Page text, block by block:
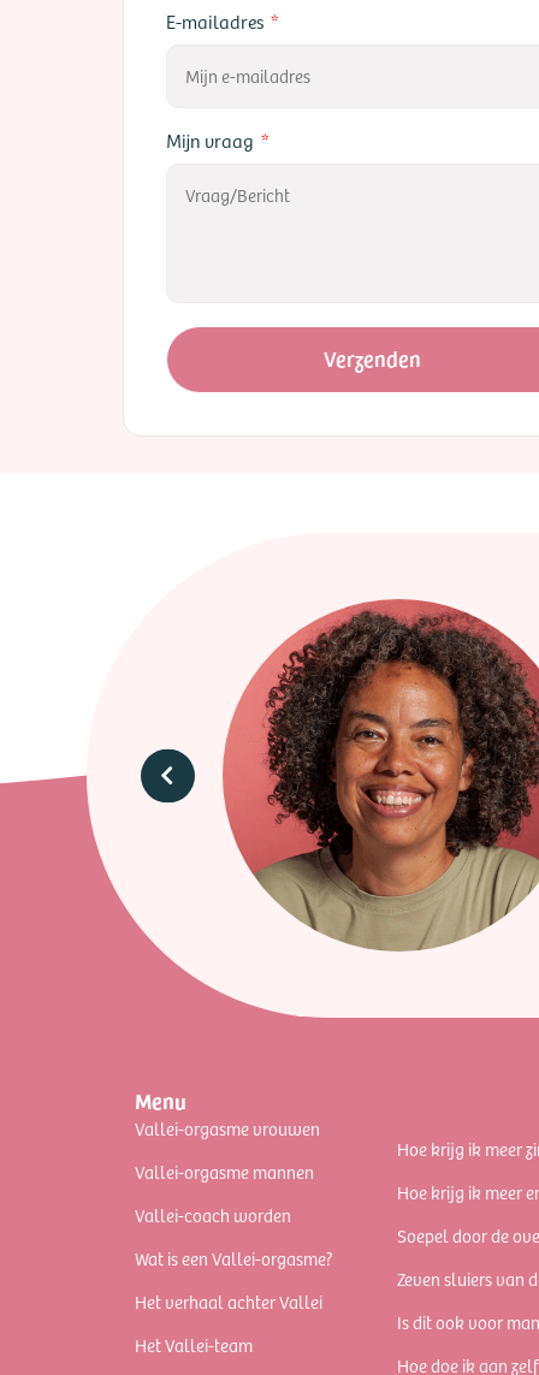
E-mailadres
Mijn vraag
Verzenden
zijn
Menu
Vallei-orgasme vrouwen
Vallei-orgasme mannen
Vallei-coach worden
Wat is een Vallei-orgasme?
Het verhaal achter Vallei
Het Vallei-team
Hoe krijg ik meer
Hoe krijg ik meer
Soepel door de
Zeven sluiers van
Is dit ook voor
Hoe doe ik aan